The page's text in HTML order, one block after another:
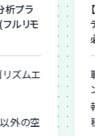
プラ
ルリモ
ズムエ
外の空